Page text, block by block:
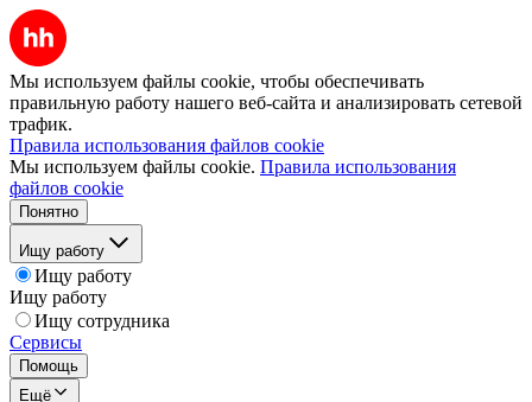
Мы используем файлы cookie, чтобы обеспечивать
правильную работу нашего веб-сайта и анализировать сетевой
трафик.
Правила использования файлов cookie
Мы используем файлы cookie. Правила использования
файлов cookie
Понятно
Ищу работу
Ищу работу
Ищу работу
Ищу сотрудника
Сервисы
Помощь
Ещё